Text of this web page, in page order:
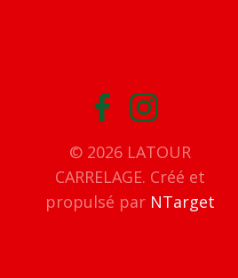
© 2026 LATOUR
CARRELAGE. Créé et
propulsé par NTarget